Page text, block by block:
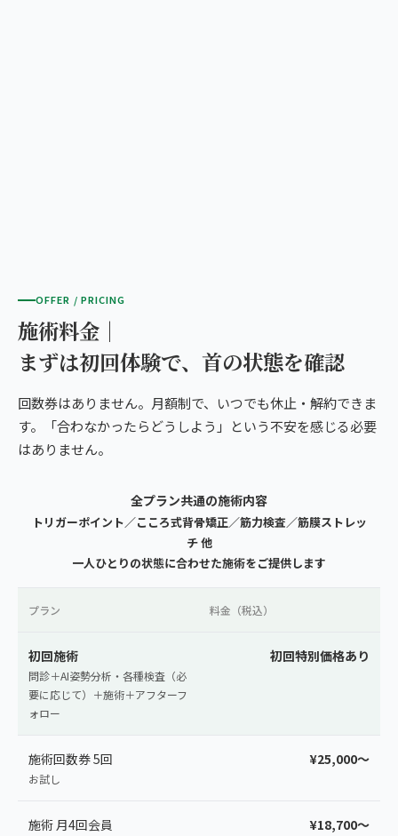
OFFER / PRICING
施術料金｜
まずは初回体験で、首の状態を確認
回数券はありません。月額制で、いつでも休止・解約できま
す。「合わなかったらどうしよう」という不安を感じる必要
はありません。
全プラン共通の施術内容
トリガーポイント／こころ式背骨矯正／筋力検査／筋膜ストレッ
チ 他
一人ひとりの状態に合わせた施術をご提供します
プラン 料金（税込）
初回施術
問診＋AI姿勢分析・各種検査（必
要に応じて）＋施術＋アフターフ
ォロー
初回特別価格あり
施術回数券 5回
お試し
¥25,000〜
施術 月4回会員 ¥18,700〜